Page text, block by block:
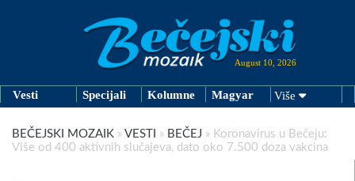
August 10, 2026
Vesti Specijali Kolumne Magyar Više
BEČEJSKI MOZAIK » VESTI » BEČEJ » Koronavirus u Bečeju:
Više od 400 aktivnih slučajeva, dato oko 7.500 doza vakcina